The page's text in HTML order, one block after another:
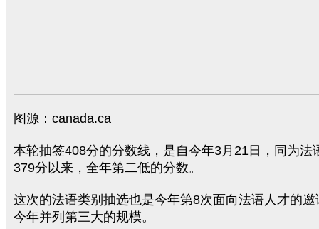
图源：canada.ca
本轮抽签408分的分数线，是自今年3月21日，同为法
379分以来，全年第二低的分数。
这次的法语类别抽选也是今年第8次面向法语人才的
今年并列第三大的规模。